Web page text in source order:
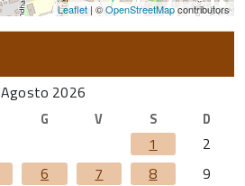
Leaflet | ©OpenStreetMapcontributors
Agosto 2026
G V S D
1
2
6 7 8
9